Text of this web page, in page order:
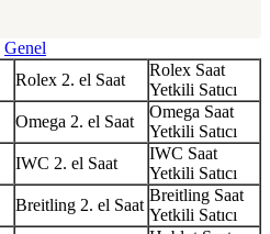
Genel
Rolex 2. el Saat
Rolex Saat
Yetkili Satıcı
Omega 2. el Saat
Omega Saat
Yetkili Satıcı
IWC 2. el Saat
IWC Saat
Yetkili Satıcı
Breitling 2. el Saat
Breitling Saat
Yetkili Satıcı